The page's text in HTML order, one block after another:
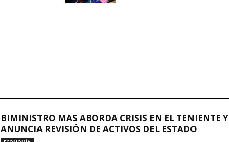
BIMINISTRO MAS ABORDA CRISIS EN EL TENIENTE Y
ANUNCIA REVISIÓN DE ACTIVOS DEL ESTADO